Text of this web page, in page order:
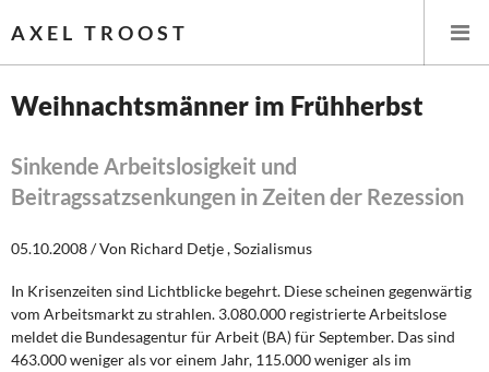
AXEL TROOST
Themen
Leitlinien linker Wirtschafts- und Finanzpolitik
Wirtschaftspolitik
Steuer- und Finanzpolitik
Weihnachtsmänner im Frühherbst
Sinkende Arbeitslosigkeit und
Beitragssatzsenkungen in Zeiten der Rezession
05.10.2008 / Von Richard Detje , Sozialismus
In Krisenzeiten sind Lichtblicke begehrt. Diese scheinen gegenwärtig
vom Arbeitsmarkt zu strahlen. 3.080.000 registrierte Arbeitslose
meldet die Bundesagentur für Arbeit (BA) für September. Das sind
463.000 weniger als vor einem Jahr, 115.000 weniger als im